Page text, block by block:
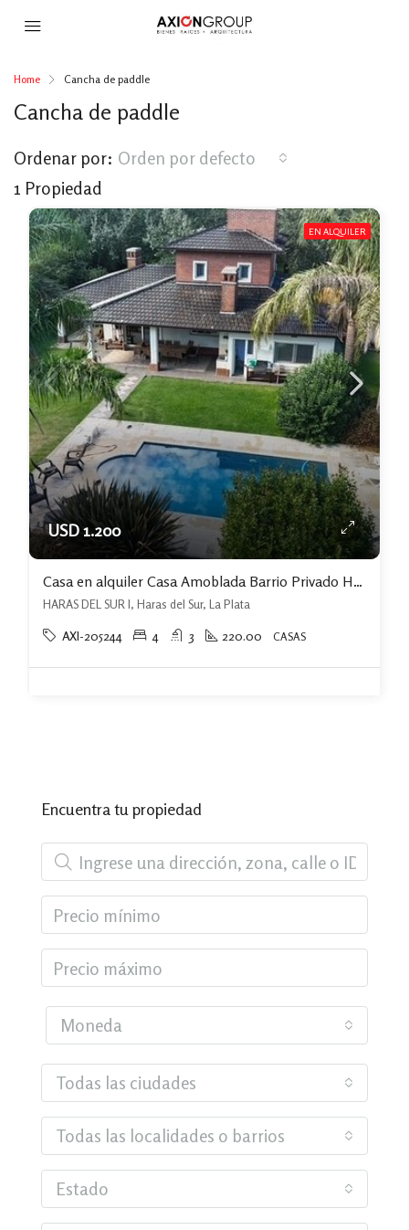
Home Cancha de paddle
Cancha de paddle
1 Propiedad
Ordenar por: Orden por defecto
EN ALQUILER
USD 1.200
Casa en alquiler Casa Amoblada Barrio Privado Haras Del Sur I
HARAS DEL SUR I, Haras del Sur, La Plata
AXI-205244 4 3 220.00 CASAS
Encuentra tu propiedad
Moneda
Todas las ciudades
Todas las localidades o barrios
Estado